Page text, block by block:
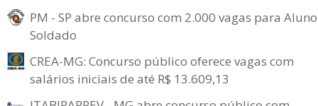
PM - SP abre concurso com 2.000 vagas para
Soldado
CREA-MG: Concurso público oferece vagas com
salários iniciais de até R$ 13.609,13